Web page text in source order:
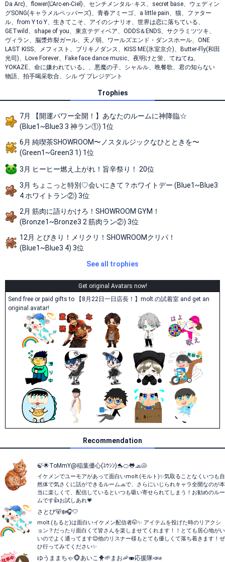
Da Arc)、flower(L'Arc-en-Ciel)、センチメンタル･キス、secret base、ウェディン
グSONG(キャラメルペッパーズ)、青春アミーゴ、a little pain、猫、ファター
ル、from Y to Y、生きてこそ、アイのシナリオ、世界は恋に落ちている、
GETwild、shape of you、東京テディベア、ODDS＆ENDS、サクラミツツキ、
ヴィラン、脳漿炸裂ガール、天ノ弱、ワールズエンド・ダンスホール、ONE
LAST KISS、メフィスト、ブリキノダンス、KISS ME(氷室京介)、Butter-Fly(和田
光司)、Love Forever、Fake face dance music、夜明けと蛍、てねてね、
YOKAZE、命に嫌われている。、悪魔の子、シャルル、晩餐歌、君の知らない
物語、拍手喝采歌合、シル ヴ プレジデント
Trophies
7月 【開運パワー全開！】あなたのルームに神降臨☆
(Blue1~Blue3 3 神ラン①) 1位
6月 純喫茶SHOWROOM〜ノスタルジックなひとときを〜
(Green1~Green3 1) 1位
3月 ヒーヒー燃え上がれ！旨辛祭り！ 20位
3月 ちょこっと特別♡会いにきて？ホワイトデー (Blue1~Blue3
4 ホワイトラン②) 3位
2月 筋肉に語りかけろ！SHOWROOM GYM！
(Bronze1~Bronze3 2 筋肉ラン②) 3位
12月 とびきり！メリクリ！SHOWROOMクリパ！
(Blue1~Blue3 4) 3位
See all trophies
Get original Avatars now!
Send free or paid gifts to 【8月22日一日店長！】molt.の試着室 and get an
original avatar!
Recommendation
🍃🌟ToMmY@稲葉優心(ﾕｳｼﾝ)🐬🍊🐸🧢🐚
イケメンでユーモアがあって面白いmolt.(モルト)✨気取ることなくいつも自
然体で気さくに話ができるルーム🧢で、さらにいじられキャラ全開なのが本
当に楽しくて、配信しているといつも吸い寄せられてしまう！お勧めのルー
ムです👍お試しあれ💗
さとぴ🐻‍❄️🎧‎🤍
molt.(もると)は面白いイケメン配信者🤭✨️ アイテムを投げた時のリアクシ
ョン？だったり面白くて皆さんを楽しませてくれます！！とても居心地がい
いのでよく通ってます😌他のリスナー様もとても優しくて落ち着きます！ぜ
ひ行ってみてください✨️
ゆうままちゃ🐵あいこ🐥🌱まお🦐🍣応援隊📣✊